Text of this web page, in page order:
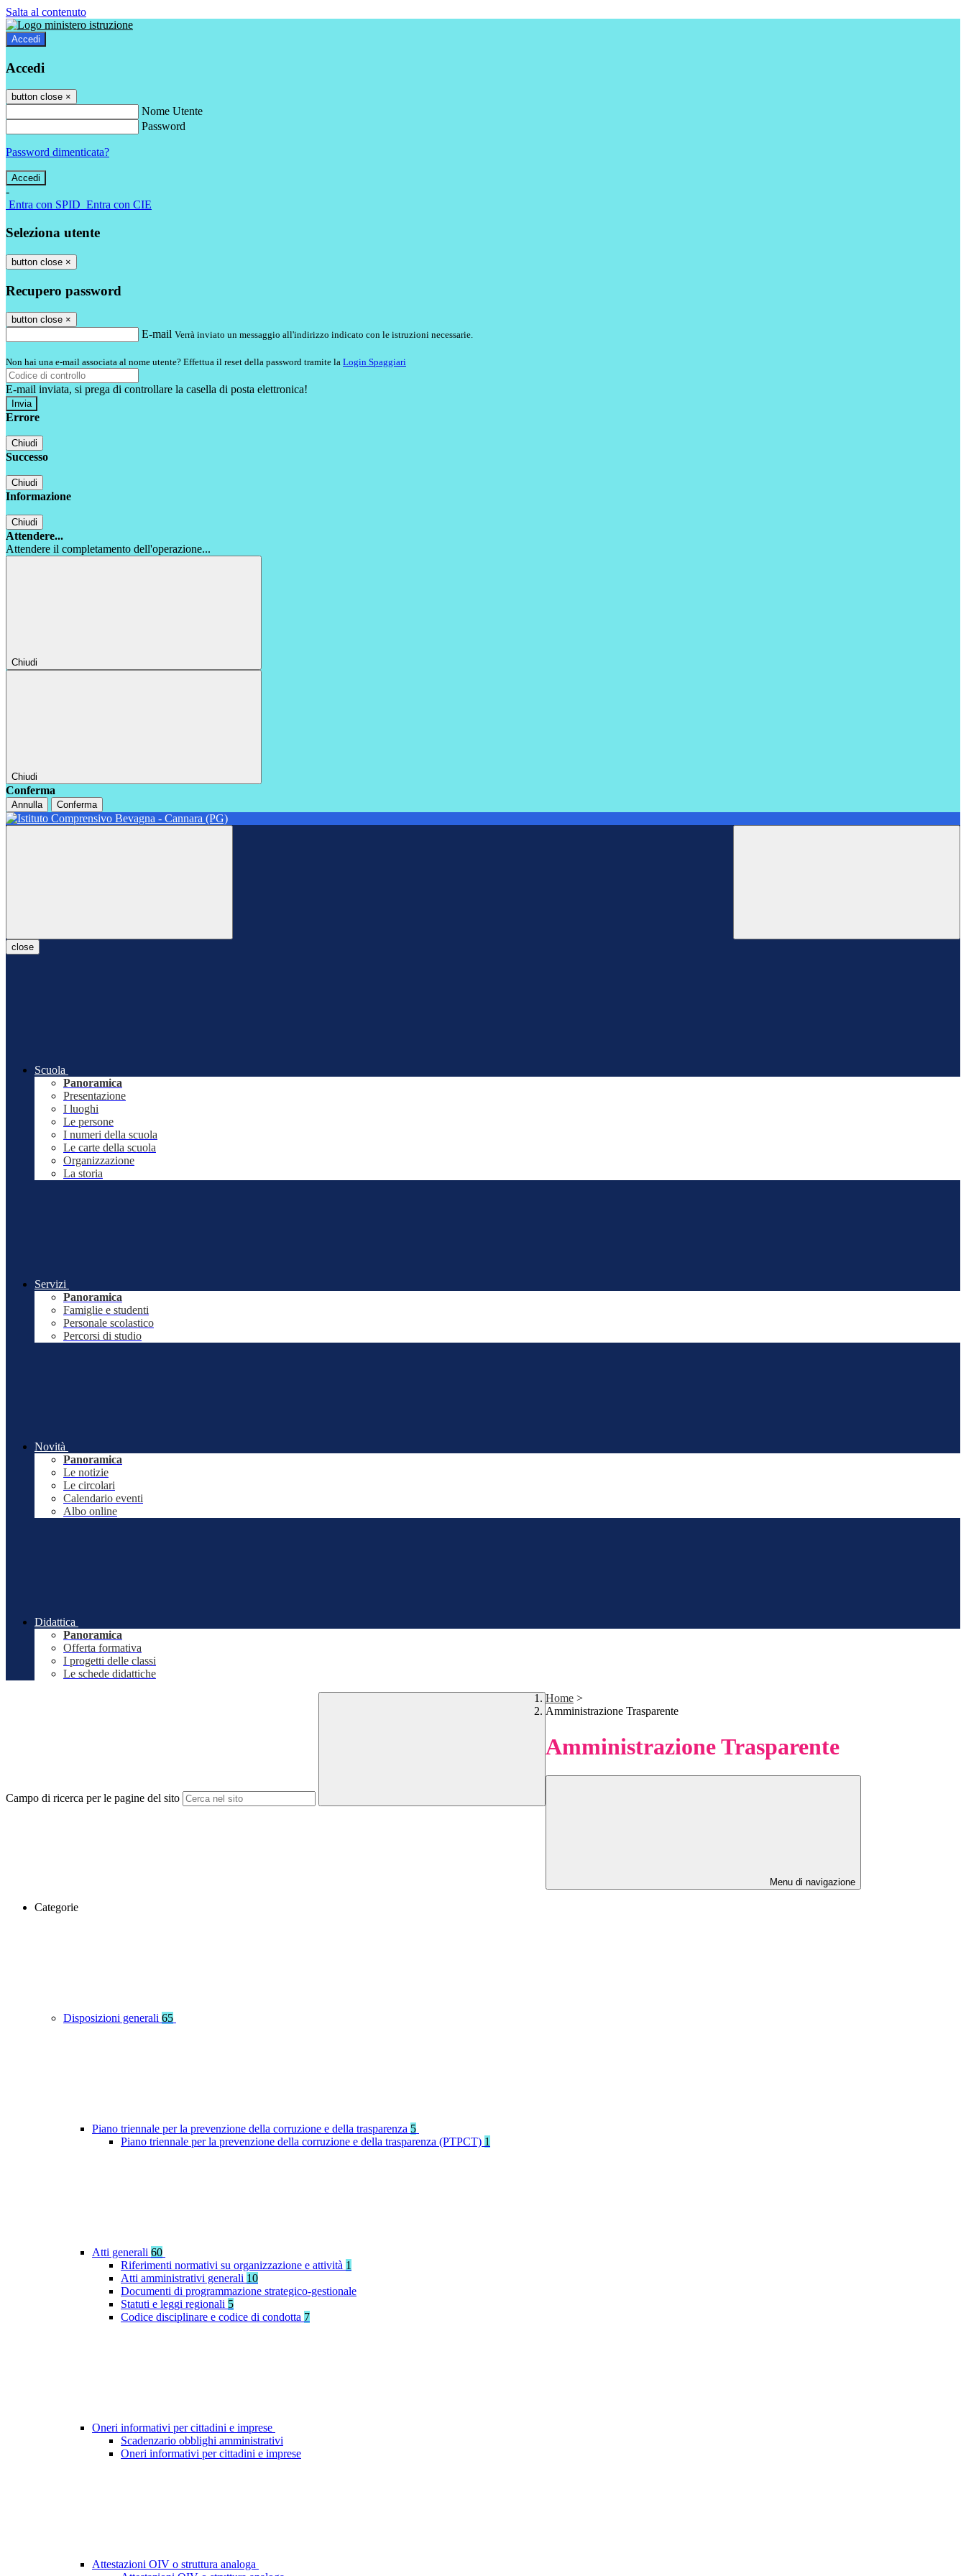
Salta al contenuto
Accedi
Accedi
button close ×
Nome Utente
Password
Password dimenticata?
-
Entra con SPID Entra con CIE
Seleziona utente
button close ×
Recupero password
button close ×
E-mail Verrà inviato un messaggio all'indirizzo indicato con le istruzioni necessarie.
Non hai una e-mail associata al nome utente? Effettua il reset della password tramite la Login Spaggiari
E-mail inviata, si prega di controllare la casella di posta elettronica!
Errore
Chiudi
Successo
Chiudi
Informazione
Chiudi
Attendere...
Attendere il completamento dell'operazione...
Chiudi
Chiudi
Conferma
Annulla Conferma
close
Scuola
Panoramica
Presentazione
I luoghi
Le persone
I numeri della scuola
Le carte della scuola
Organizzazione
La storia
Servizi
Panoramica
Famiglie e studenti
Personale scolastico
Percorsi di studio
Novità
Panoramica
Le notizie
Le circolari
Calendario eventi
Albo online
Didattica
Panoramica
Offerta formativa
I progetti delle classi
Le schede didattiche
Campo di ricerca per le pagine del sito
Home >
Amministrazione Trasparente
Amministrazione Trasparente
Menu di navigazione
Categorie
Disposizioni generali 65
Piano triennale per la prevenzione della corruzione e della trasparenza 5
Piano triennale per la prevenzione della corruzione e della trasparenza (PTPCT) 1
Atti generali 60
Riferimenti normativi su organizzazione e attività 1
Atti amministrativi generali 10
Documenti di programmazione strategico-gestionale
Statuti e leggi regionali 5
Codice disciplinare e codice di condotta 7
Oneri informativi per cittadini e imprese
Scadenzario obblighi amministrativi
Oneri informativi per cittadini e imprese
Attestazioni OIV o struttura analoga